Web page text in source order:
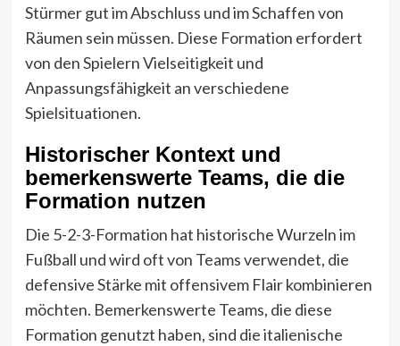
Stürmer gut im Abschluss und im Schaffen von
Räumen sein müssen. Diese Formation erfordert
von den Spielern Vielseitigkeit und
Anpassungsfähigkeit an verschiedene
Spielsituationen.
Historischer Kontext und
bemerkenswerte Teams, die die
Formation nutzen
Die 5-2-3-Formation hat historische Wurzeln im
Fußball und wird oft von Teams verwendet, die
defensive Stärke mit offensivem Flair kombinieren
möchten. Bemerkenswerte Teams, die diese
Formation genutzt haben, sind die italienische